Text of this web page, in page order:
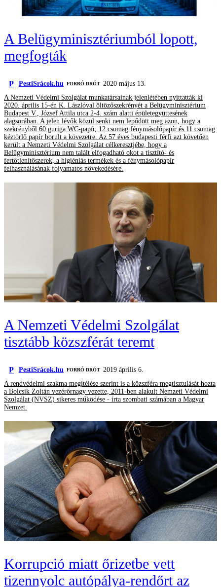
A Belügyminisztériumból lopott,
megfogták
P PestiSrácok.hu FORRÓ DRÓT
2020 május 13.
A Nemzeti Védelmi Szolgálat munkatársainak jelenlétében nyittatták ki
2020. április 15-én K. Lászlóval öltözőszekrényét a Belügyminisztérium
Budapest V., József Attila utca 2-4. szám alatti épületegyüttesének
alagsorában. A jelen lévők közül senki nem lepődött meg azon, hogy a
szekrényből 60 guriga WC-papír, 12 csomag fénymásolópapír és 11 csomag
kéztörlő papír borult a kövezetre. Az 57 éves budapesti férfi azt követően
került a Nemzeti Védelmi Szolgálat célkeresztjébe, hogy a
Belügyminisztérium nem talált elfogadható okot a tisztító- és
fertőtlenítőszerek, a higiéniás termékek és a fénymásolópapír
felhasználásának folyamatos növekedésére.
A Nemzeti Védelmi Szolgálat
tisztább közszférát teremt
P PestiSrácok.hu FORRÓ DRÓT
2019 április 6.
A rendvédelmi szakma megítélése szerint is a közszféra megtisztulását hozta
a Bolcsik Zoltán vezérőrnagy vezette, 2011-ben alakult Nemzeti Védelmi
Szolgálat (NVSZ) sikeres működése - írta szombati számában a Magyar
Nemzet.
Korrupció miatt őrizetbe vett
tizennyolc autópálya-rendőrt az